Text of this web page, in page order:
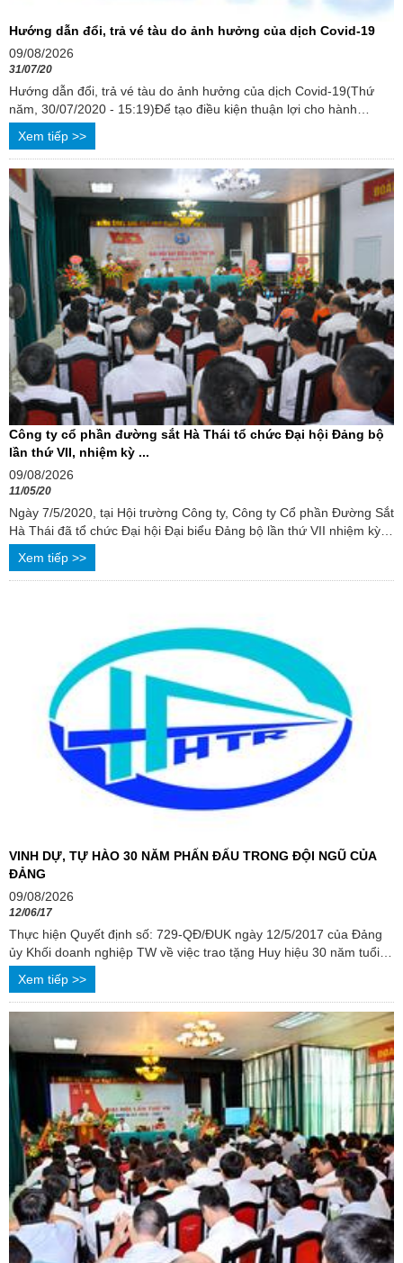
Hướng dẫn đổi, trả vé tàu do ảnh hưởng của dịch Covid-19
09/08/2026
31/07/20
Hướng dẫn đổi, trả vé tàu do ảnh hưởng của dịch Covid-19(Thứ
năm, 30/07/2020 - 15:19)Để tạo điều kiện thuận lợi cho hành
khách có vé tàu đi và đến ...
Xem tiếp >>
Công ty cổ phần đường sắt Hà Thái tổ chức Đại hội Đảng bộ
lần thứ VII, nhiệm kỳ ...
09/08/2026
11/05/20
Ngày 7/5/2020, tại Hội trường Công ty, Công ty Cổ phần Đường Sắt
Hà Thái đã tổ chức Đại hội Đại biểu Đảng bộ lần thứ VII nhiệm kỳ
2020 – 2025, thông ...
Xem tiếp >>
VINH DỰ, TỰ HÀO 30 NĂM PHẤN ĐẤU TRONG ĐỘI NGŨ CỦA
ĐẢNG
09/08/2026
12/06/17
Thực hiện Quyết định số: 729-QĐ/ĐUK ngày 12/5/2017 của Đảng
ủy Khối doanh nghiệp TW về việc trao tặng Huy hiệu 30 năm tuổi
Đảng dịp 19/5/2017. Ngày ...
Xem tiếp >>